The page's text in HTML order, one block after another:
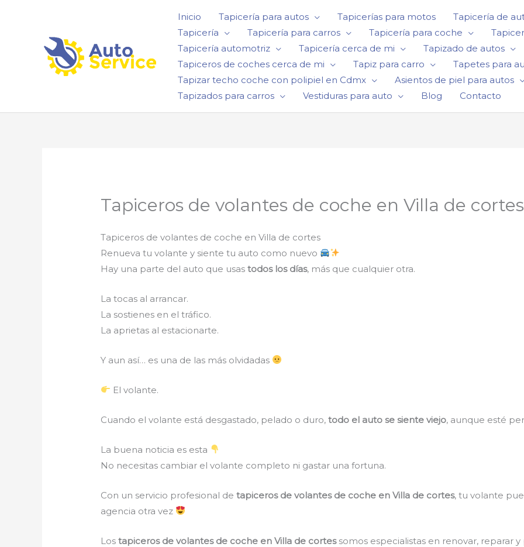
Inicio Tapicería para autos Tapicerías para motos
Tapicería de
Tapicería
Tapicería para carros Tapicería para coche
Tapicería automotriz
Tapicería cerca de mi
Tapizado de autos
Tapiceros de coches cerca de mi
Tapiz para carro
Tapetes para
Tapizar techo coche con polipiel en Cdmx
Asientos de piel para autos
Tapizados para carros
Vestiduras para auto Blog Contacto
Tapiceros de volantes de coche en Villa de cortes
Tapiceros de volantes de coche en Villa de cortes
Renueva tu volante y siente tu auto como nuevo
Hay una parte del auto que usastodos los días, más que cualquier otra.
La tocas al arrancar.
La sostienes en el tráfico.
La aprietas al estacionarte.
Y aun así… es una de las más olvidadas
El volante.
Cuando el volante está desgastado, pelado o duro,todo el auto se siente viejo, aunque esté
La buena noticia es esta
No necesitas cambiar el volante completo ni gastar una fortuna.
Con un servicio profesional detapiceros de volantes de coche en Villa de cortes, tu volante
agencia otra vez
Lostapiceros de volantes de coche en Villa de cortes somos especialistas en renovar, reparar